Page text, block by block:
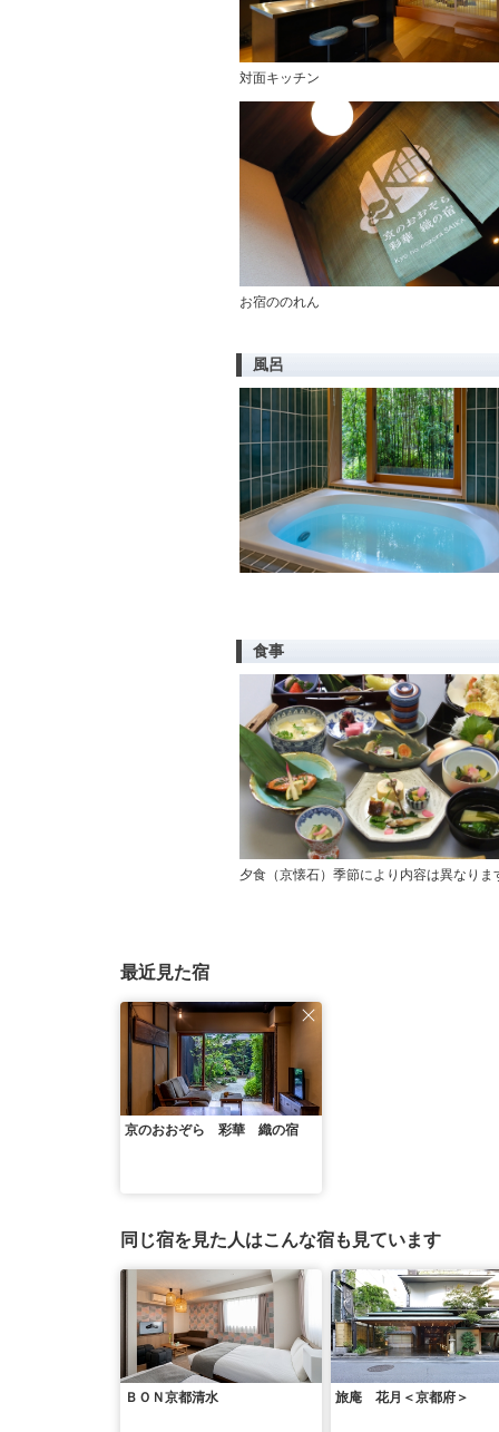
対面キッチン
お宿ののれん
風呂
食事
夕食（京懐石）季節により内容は異なりま
最近見た宿
京のおおぞら 彩華 織の宿
同じ宿を見た人はこんな宿も見ています
ＢＯＮ京都清水 旅庵 花月＜京都府＞